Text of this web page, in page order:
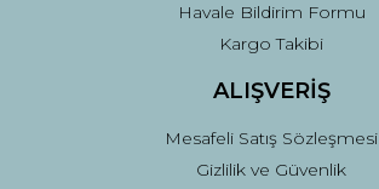
Gönder
Havale Bildirim Formu
Kargo Takibi
ALIŞVERİŞ
Mesafeli Satış Sözleşmesi
Gizlilik ve Güvenlik